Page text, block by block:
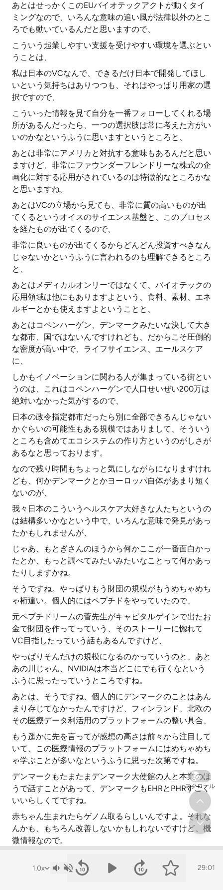
あとはせっかくこのEUバイオテックアクトが動くタイ
ミングなので、いろんな意味の追い風が法律以外のとこ
ろでも動いているんだと思いますので、
こういう起業しやすい支援を受けやすい環境を選ぶとい
うことは、
私は日本のVCなんで、できるだけ日本で開発してほし
いという気持ちはありつつも、それはやっぱり用家の選
択ですので、
こういった情報を見て自分を一番フォローしてくれる場
所があるんだったら、一つの選択肢は常に考えた方がい
いのかなというふうに思いますというところと、
あとは非常にアメリカと対抗する意味もあるんだと思い
ますけど、非常にファウンダーフレンドリーな株式の企
画化に対する応用がされているのは特徴的なところかな
と思いますね。
あとはVCの立場から見ても、非常に質の高いものが出
てくるというオイスのサイエンス基盤と、このプロセス
を経たものが出てくるので、
非常に良いものが出てくるからどんどん投資すべきなん
じゃないかというふうに言われるのも理解できるところ
と、
あとはメディカルオンリーではなくて、バイオテックの
応用領域は他にもありますよという、食料、素材、エネ
ルギーとかも使えますよということと、
あとはコペンハーゲン、デンマークみたいな決して大き
な都市、国ではないんですけれども、だからこそ圧倒的
な密度が高い中で、ライフサイエンス、エールスケア
に、
しかもイノベーションに関わる人が集まっている街とい
うのは、これはコペンハーゲンで人口せいぜい200万は
絶対いなかった気がするので、
日本の政令指定都市だったら別に全部できるんじゃない
かぐらいの可能性もある規模ではありまして、そういう
ところも含めてエコシステムの作り方というのがしさが
あるなと思っております。
なので残り時間もちょっと気にしながらになりますけれ
ども、何かデンマークとかヨーロッパ自体があまり短く
ないのが、
我々日本のこういうヘルスケア大好きな人たちというの
は結構多いかなという中で、いろんな意味で発見があっ
たかもしれませんが、
じゃあ、もとぎさんのほうから何かここが一番面白かっ
たとか、もっと調べてみたいみたいなことって何かあっ
たりしますかね。
そうですね。やっぱりもう財団の規模がもうめちゃめち
ゃ桁違い。個人的にはペプチドをやっていたので、
元ペプチドリームの菅先生がキャピタルゲインで出たお
金で財団を作ってっていう、そのストーリーに惚れて
VC目指したっていう話もあるんですけど、
やっぱりそんだけの規模になるのかっていうのと、あと
あの川じゃん、NVIDIAは本当どこにでも行くなという
ふうに思ったっていうところですね。
あとは、そうですね、個人的にデンマークのことはあん
まり存じてなかったんですけど、フィンランド、北欧の
その医療データ利活用のプラットフォームの整い具合、
もう遥かに先を言ってが感想の高さは前々から注目して
いて、この医療情報のプラットフォームにはめちゃめち
ゃ学ぶことが多いなというふうに思った次第ですね。
デンマークもたまたまデンマーク大使館の人と本業のほ
うで話すことがあって、デンマークもEHRとPHRすごく
いいらしくてですね。
赤ちゃん生まれたらゲノム取るらしいんですよ。それな
んかも、もちろん改善しないかもしれないですけど、機
微情報なので。
ば研究にも臨床にも使えるっていう状況。
29:01
スクロール